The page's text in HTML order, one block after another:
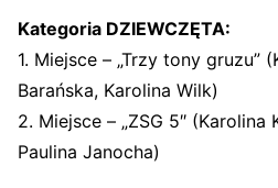
Kategoria DZIEWCZĘTA:
1. Miejsce – „Trzy tony gruzu”
Barańska, Karolina Wilk)
2. Miejsce – „ZSG 5″ (Karolina
Paulina Janocha)